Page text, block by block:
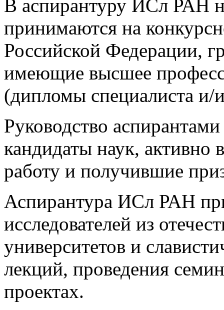
В аспирантуру ИСл РАН
принимаются на
Российской Федерации,
имеющие высшее
(дипломы специалиста и/
Руководство
кандидаты наук, активно
работу и получившие
Аспирантура ИСл РАН
исследователей из
университетов и
лекций, проведения
проектах.